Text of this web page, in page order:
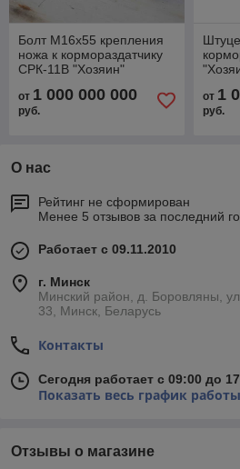
Болт М16х55 крепления
ножа к кормораздатчику
СРК-11В "Хозяин"
от 1 000 000 000
руб.
от 1
руб.
О нас
Рейтинг не сформирован
Менее 5 отзывов за последний
Работает с 09.11.2010
г. Минск
Минский район, д. Боровляны,
33, Минск, Беларусь
Контакты
Сегодня работает с 09:00 до
Показать весь график работы
Отзывы о магазине